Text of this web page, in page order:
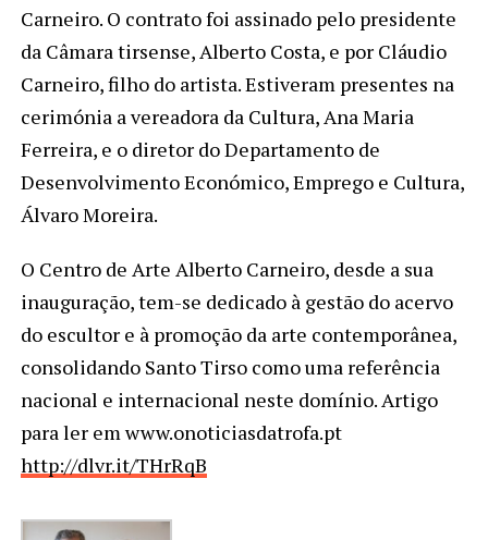
Carneiro. O contrato foi assinado pelo presidente
da Câmara tirsense, Alberto Costa, e por Cláudio
Carneiro, filho do artista. Estiveram presentes na
cerimónia a vereadora da Cultura, Ana Maria
Ferreira, e o diretor do Departamento de
Desenvolvimento Económico, Emprego e Cultura,
Álvaro Moreira.
O Centro de Arte Alberto Carneiro, desde a sua
inauguração, tem-se dedicado à gestão do acervo
do escultor e à promoção da arte contemporânea,
consolidando Santo Tirso como uma referência
nacional e internacional neste domínio. Artigo
para ler em www.onoticiasdatrofa.pt
http://dlvr.it/THrRqB